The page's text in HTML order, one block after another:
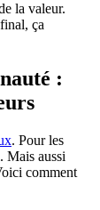
la valeur.
ça
:
. Pour les
Mais aussi
comment